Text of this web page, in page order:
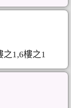
之1,6樓之1